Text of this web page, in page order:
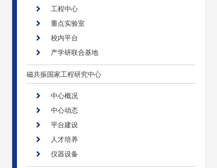
工程中心
重点实验室
校内平台
产学研联合基地
磁共振国家工程研究中心
中心概况
中心动态
平台建设
人才培养
仪器设备